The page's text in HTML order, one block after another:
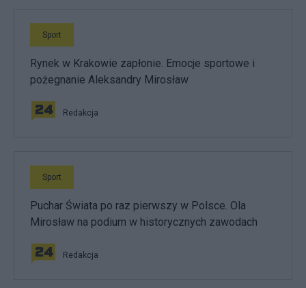
Sport
Rynek w Krakowie zapłonie. Emocje sportowe i
pożegnanie Aleksandry Mirosław
Redakcja
Sport
Puchar Świata po raz pierwszy w Polsce. Ola
Mirosław na podium w historycznych zawodach
Redakcja